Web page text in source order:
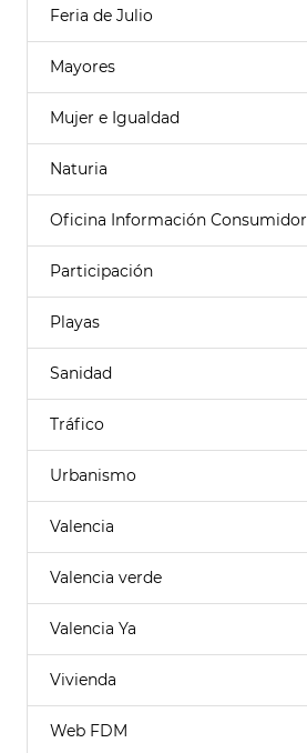
Feria de Julio
Mayores
Mujer e Igualdad
Naturia
Oficina Información Consumidor
Participación
Playas
Sanidad
Tráfico
Urbanismo
Valencia
Valencia verde
Valencia Ya
Vivienda
Web FDM